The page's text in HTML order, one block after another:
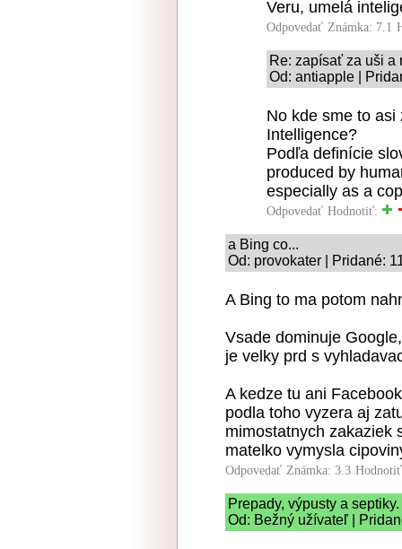
Veru, umelá
Odpovedať Známka: 7.1
Re: zapísať za uši a
Od: antiapple |
No kde sme to asi
Intelligence?
Podľa definície
produced by
especially as a
Odpovedať Hodnotiť:
a Bing co...
Od: provokater | Pridané:
A Bing to ma potom
Vsade dominuje
je velky prd s
A kedze tu ani
podla toho vyzera aj
mimostatnych zakaziek
matelko vymysla
Odpovedať Známka: 3.3
Prepady, výpusty a septiky.
Od: Bežný užívateľ |